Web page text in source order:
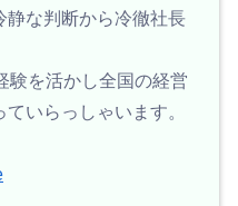
静な判断から冷徹社長
験を活かし全国の経営
いらっしゃいます。